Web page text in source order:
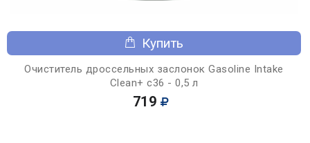
Купить
Очиститель дроссельных заслонок Gasoline Intake
Clean+ c36 - 0,5 л
719